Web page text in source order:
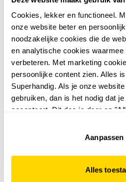
Cookies, lekker en functioneel.
onze website beter en
noodzakelijke cookies die de
en analytische cookies waarmee
verbeteren. Met marketing
persoonlijke content zien. Alles
Superhandig. Als je onze
gebruiken, dan is het nodig dat
accepteert. Dit doe je door op
website niet optimaal functioneert.
Aanpassen
Alles